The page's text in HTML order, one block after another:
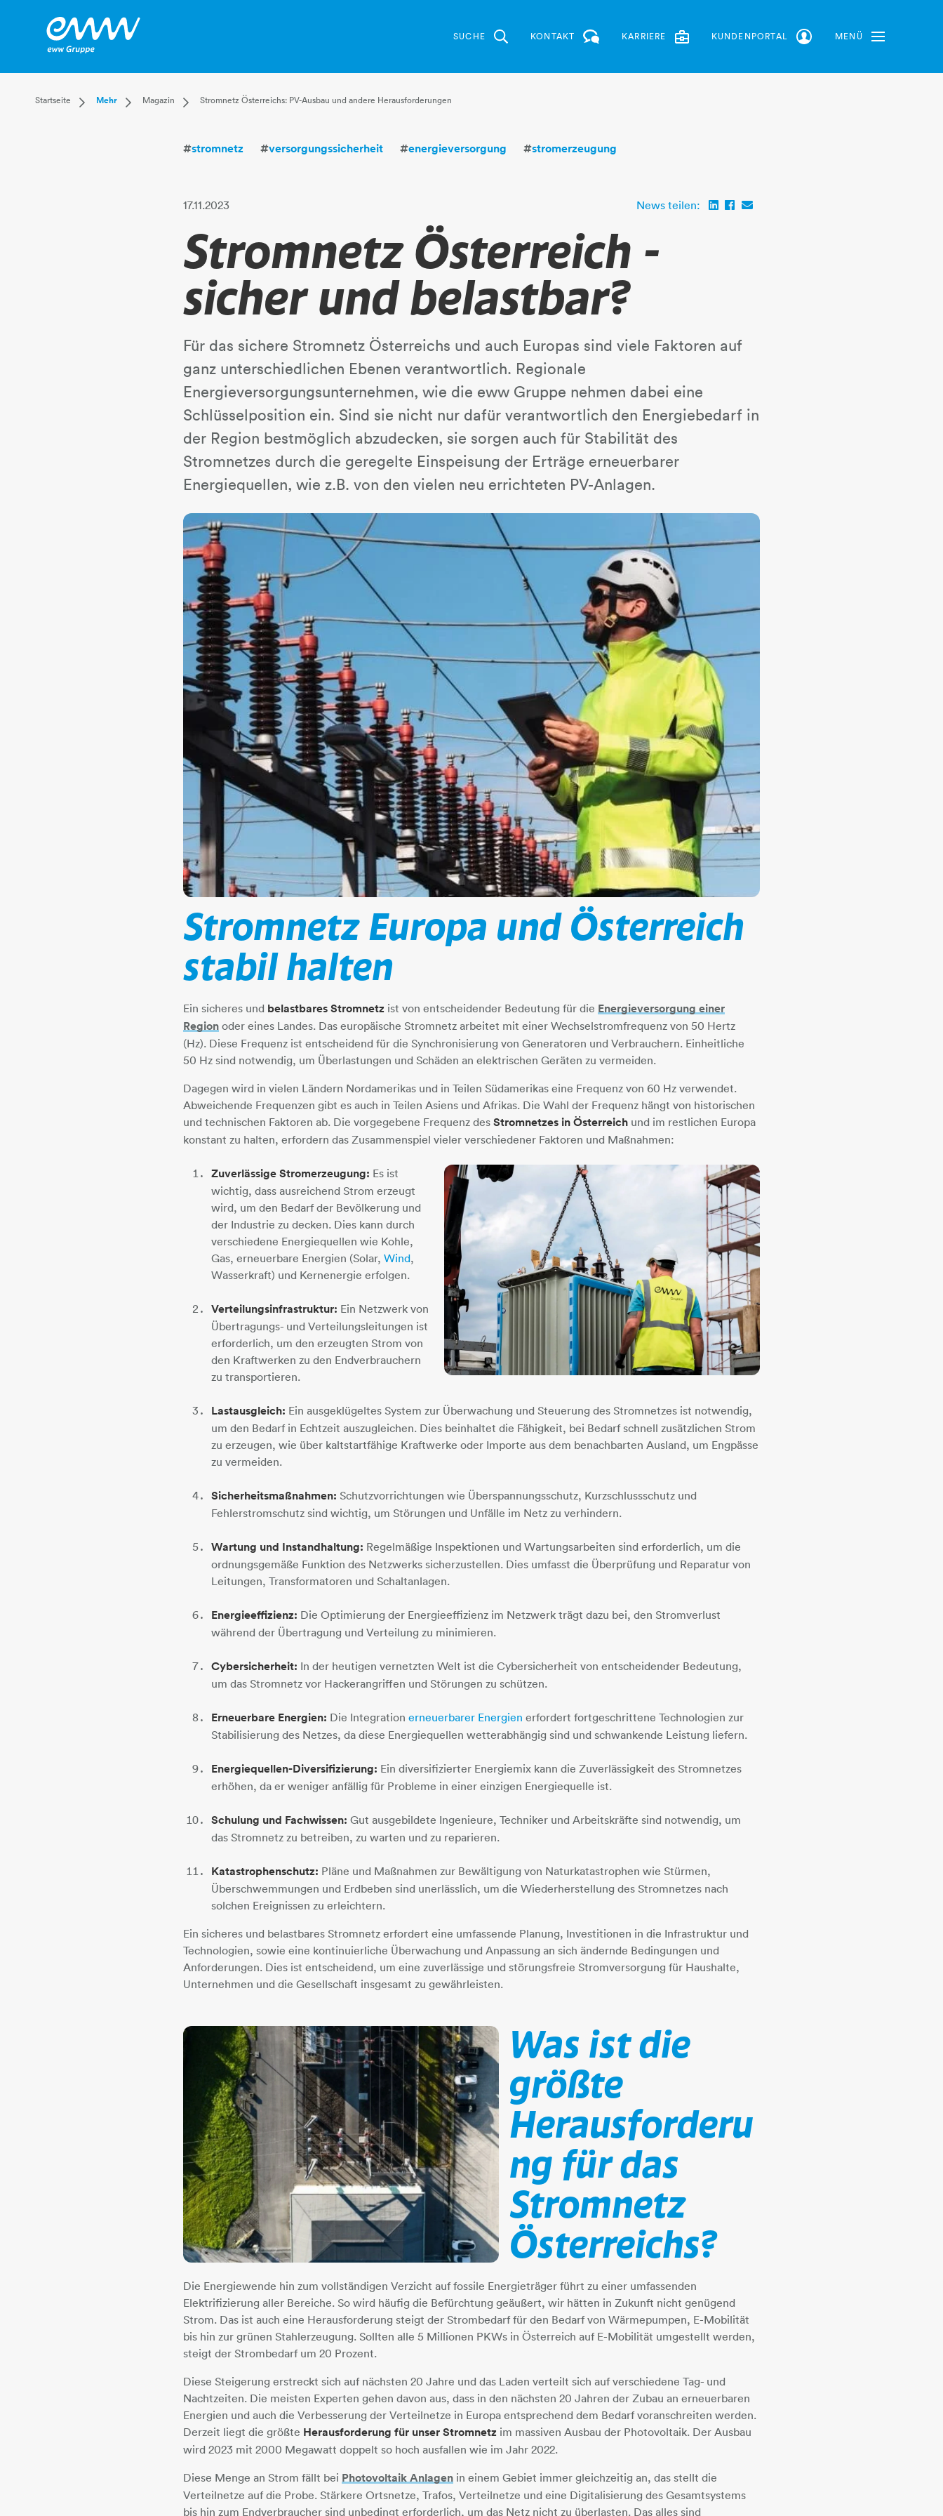
SUCHE KONTAKT KARRIERE KUNDENPORTAL MENÜ
Toggle Navbar
Startseite
Dropdown Startseite
Mehr
Dropdown Mehr
Magazin
Dropdown Magazin
Technik
Stromnetz Österreichs: PV-Ausbau und andere Herausforderungen
#stromnetz #versorgungssicherheit #energieversorgung #stromerzeugung
17.11.2023 News teilen:
Stromnetz Österreich -
sicher und belastbar?
Für das sichere Stromnetz Österreichs und auch Europas sind viele Faktoren auf
ganz unterschiedlichen Ebenen verantwortlich. Regionale
Energieversorgungsunternehmen, wie die eww Gruppe nehmen dabei eine
Schlüsselposition ein. Sind sie nicht nur dafür verantwortlich den Energiebedarf in
der Region bestmöglich abzudecken, sie sorgen auch für Stabilität des
Stromnetzes durch die geregelte Einspeisung der Erträge erneuerbarer
Energiequellen, wie z.B. von den vielen neu errichteten PV-Anlagen.
Stromnetz Europa und Österreich
stabil halten
Ein sicheres und belastbares Stromnetz ist von entscheidender Bedeutung für die Energieversorgung einer
Region ​​​​​​​ oder eines Landes. Das europäische Stromnetz arbeitet mit einer Wechselstromfrequenz von 50 Hertz
(Hz). Diese Frequenz ist entscheidend für die Synchronisierung von Generatoren und Verbrauchern. Einheitliche
50 Hz sind notwendig, um Überlastungen und Schäden an elektrischen Geräten zu vermeiden.
​​​​​​​Dagegen wird in vielen Ländern Nordamerikas und in Teilen Südamerikas eine Frequenz von 60 Hz verwendet.
Abweichende Frequenzen gibt es auch in Teilen Asiens und Afrikas. Die Wahl der Frequenz hängt von historischen
und technischen Faktoren ab. Die vorgegebene Frequenz desStromnetzes in Österreich und im restlichen Europa
konstant zu halten, erfordern das Zusammenspiel vieler verschiedener Faktoren und Maßnahmen:
Zuverlässige Stromerzeugung: Es ist
wichtig, dass ausreichend Strom erzeugt
wird, um den Bedarf der Bevölkerung und
der Industrie zu decken. Dies kann durch
verschiedene Energiequellen wie Kohle,
Gas, erneuerbare Energien (Solar,Wind​​​​​​​,
Wasserkraft) und Kernenergie erfolgen.
Verteilungsinfrastruktur: Ein Netzwerk von
Übertragungs- und Verteilungsleitungen ist
erforderlich, um den erzeugten Strom von
den Kraftwerken zu den Endverbrauchern
zu transportieren.
Lastausgleich: Ein ausgeklügeltes System zur Überwachung und Steuerung des Stromnetzes ist notwendig,
um den Bedarf in Echtzeit auszugleichen. Dies beinhaltet die Fähigkeit, bei Bedarf schnell zusätzlichen Strom
zu erzeugen, wie über kaltstartfähige Kraftwerke oder Importe aus dem benachbarten Ausland, um Engpässe
zu vermeiden.
Sicherheitsmaßnahmen: Schutzvorrichtungen wie Überspannungsschutz, Kurzschlussschutz und
Fehlerstromschutz sind wichtig, um Störungen und Unfälle im Netz zu verhindern.
Wartung und Instandhaltung: Regelmäßige Inspektionen und Wartungsarbeiten sind erforderlich, um die
ordnungsgemäße Funktion des Netzwerks sicherzustellen. Dies umfasst die Überprüfung und Reparatur von
Leitungen, Transformatoren und Schaltanlagen.
Energieeffizienz: Die Optimierung der Energieeffizienz im Netzwerk trägt dazu bei, den Stromverlust
während der Übertragung und Verteilung zu minimieren.
Cybersicherheit: In der heutigen vernetzten Welt ist die Cybersicherheit von entscheidender Bedeutung,
um das Stromnetz vor Hackerangriffen und Störungen zu schützen.
Erneuerbare Energien: Die Integrationerneuerbarer Energien erfordert fortgeschrittene Technologien zur
Stabilisierung des Netzes, da diese Energiequellen wetterabhängig sind und schwankende Leistung liefern.
Energiequellen-Diversifizierung: Ein diversifizierter Energiemix kann die Zuverlässigkeit des Stromnetzes
erhöhen, da er weniger anfällig für Probleme in einer einzigen Energiequelle ist.
Schulung und Fachwissen: Gut ausgebildete Ingenieure, Techniker und Arbeitskräfte sind notwendig, um
das Stromnetz zu betreiben, zu warten und zu reparieren.
Katastrophenschutz: Pläne und Maßnahmen zur Bewältigung von Naturkatastrophen wie Stürmen,
Überschwemmungen und Erdbeben sind unerlässlich, um die Wiederherstellung des Stromnetzes nach
solchen Ereignissen zu erleichtern.
Ein sicheres und belastbares Stromnetz erfordert eine umfassende Planung, Investitionen in die Infrastruktur und
Technologien, sowie eine kontinuierliche Überwachung und Anpassung an sich ändernde Bedingungen und
Anforderungen. Dies ist entscheidend, um eine zuverlässige und störungsfreie Stromversorgung für Haushalte,
Unternehmen und die Gesellschaft insgesamt zu gewährleisten.
Was ist die
größte
Herausforderu
ng für das
Stromnetz
Österreichs?
Die Energiewende hin zum vollständigen Verzicht auf fossile Energieträger führt zu einer umfassenden
Elektrifizierung aller Bereiche. So wird häufig die Befürchtung geäußert, wir hätten in Zukunft nicht genügend
Strom. Das ist auch eine Herausforderung steigt der Strombedarf für den Bedarf von Wärmepumpen​​​​​​​, E-Mobilität
bis hin zur grünen Stahlerzeugung. Sollten alle 5 Millionen PKWs in Österreich auf E-Mobilität umgestellt werden,
steigt der Strombedarf um 20 Prozent.
Diese Steigerung erstreckt sich auf nächsten 20 Jahre und das Laden verteilt sich auf verschiedene Tag- und
Nachtzeiten. Die meisten Experten gehen davon aus, dass in den nächsten 20 Jahren der Zubau an erneuerbaren
Energien und auch die Verbesserung der Verteilnetze in Europa entsprechend dem Bedarf voranschreiten werden.
Derzeit liegt die größte Herausforderung für unser Stromnetz im massiven Ausbau der Photovoltaik. Der Ausbau
wird 2023 mit 2000 Megawatt doppelt so hoch ausfallen wie im Jahr 2022.
Diese Menge an Strom fällt bei Photovoltaik Anlagen ​​​​​​​ in einem Gebiet immer gleichzeitig an, das stellt die
Verteilnetze auf die Probe. Stärkere Ortsnetze, Trafos, Verteilnetze und eine Digitalisierung des Gesamtsystems
bis hin zum Endverbraucher sind unbedingt erforderlich, um das Netz nicht zu überlasten. Das alles sind